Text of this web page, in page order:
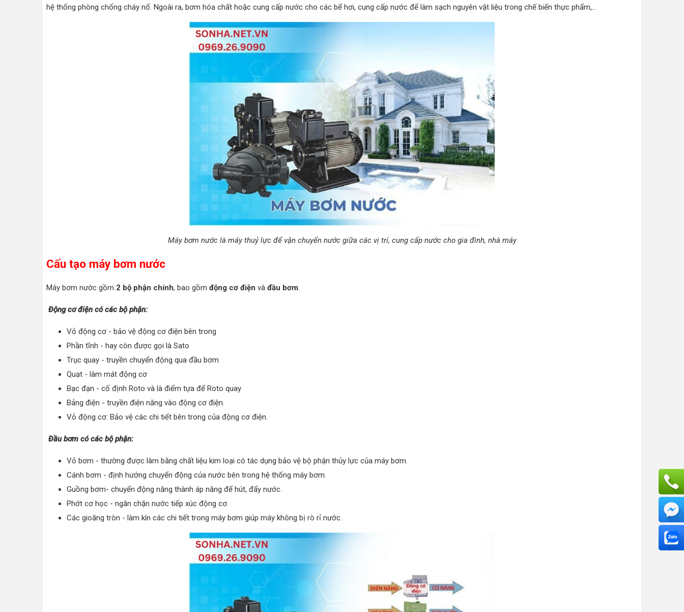
hệ thống phòng chống cháy nổ. Ngoài ra, bơm hóa chất hoặc cung cấp nước cho các bể hơi, cung cấp nước để làm sạch nguyên vật liệu trong chế biến thực phẩm,...
Máy bơm nước là máy thuỷ lực để vận chuyển nước giữa các vị trí, cung cấp nước cho gia đình, nhà máy
Cấu tạo máy bơm nước
Máy bơm nước gồm 2 bộ phận chính, bao gồm động cơ điện và đầu bơm
Động cơ điện có các bộ phận:
Vỏ động cơ - bảo vệ động cơ điện bên trong
Phần tĩnh - hay còn được gọi là Sato
Trục quay - truyền chuyển động qua đầu bơm
Quạt - làm mát động cơ
Bạc đạn - cố định Roto và là điểm tựa để Roto quay
Bảng điện - truyền điện năng vào động cơ điện.
Vỏ động cơ: Bảo vệ các chi tiết bên trong của động cơ điện.
Đầu bơm có các bộ phận:
Vỏ bơm - thường được làm bằng chất liệu kim loại có tác dụng bảo vệ bộ phận thủy lực của máy bơm.
Cánh bơm - định hướng chuyển động của nước bên trong hệ thống máy bơm.
Guồng bơm- chuyển động năng thành áp năng để hút, đẩy nước.
Phớt cơ học - ngăn chặn nước tiếp xúc động cơ.
Các gioăng tròn - làm kín các chi tiết trong máy bơm giúp máy không bị rò rỉ nước.